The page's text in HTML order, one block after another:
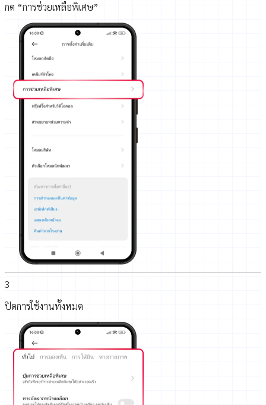
กด “การช่วยเหลือพิเศษ”
3
ปิดการใช้งานทั้งหมด